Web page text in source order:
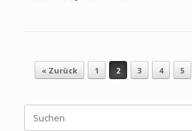
Beitragsnavigation
« Zurück 1 2 3 4 5
Suchen
nach: